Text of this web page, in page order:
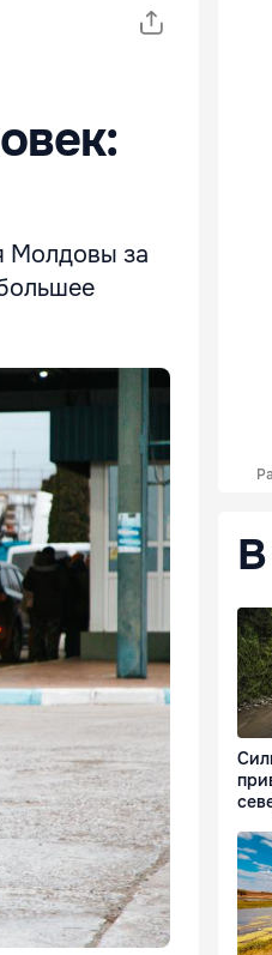
Молдовы за